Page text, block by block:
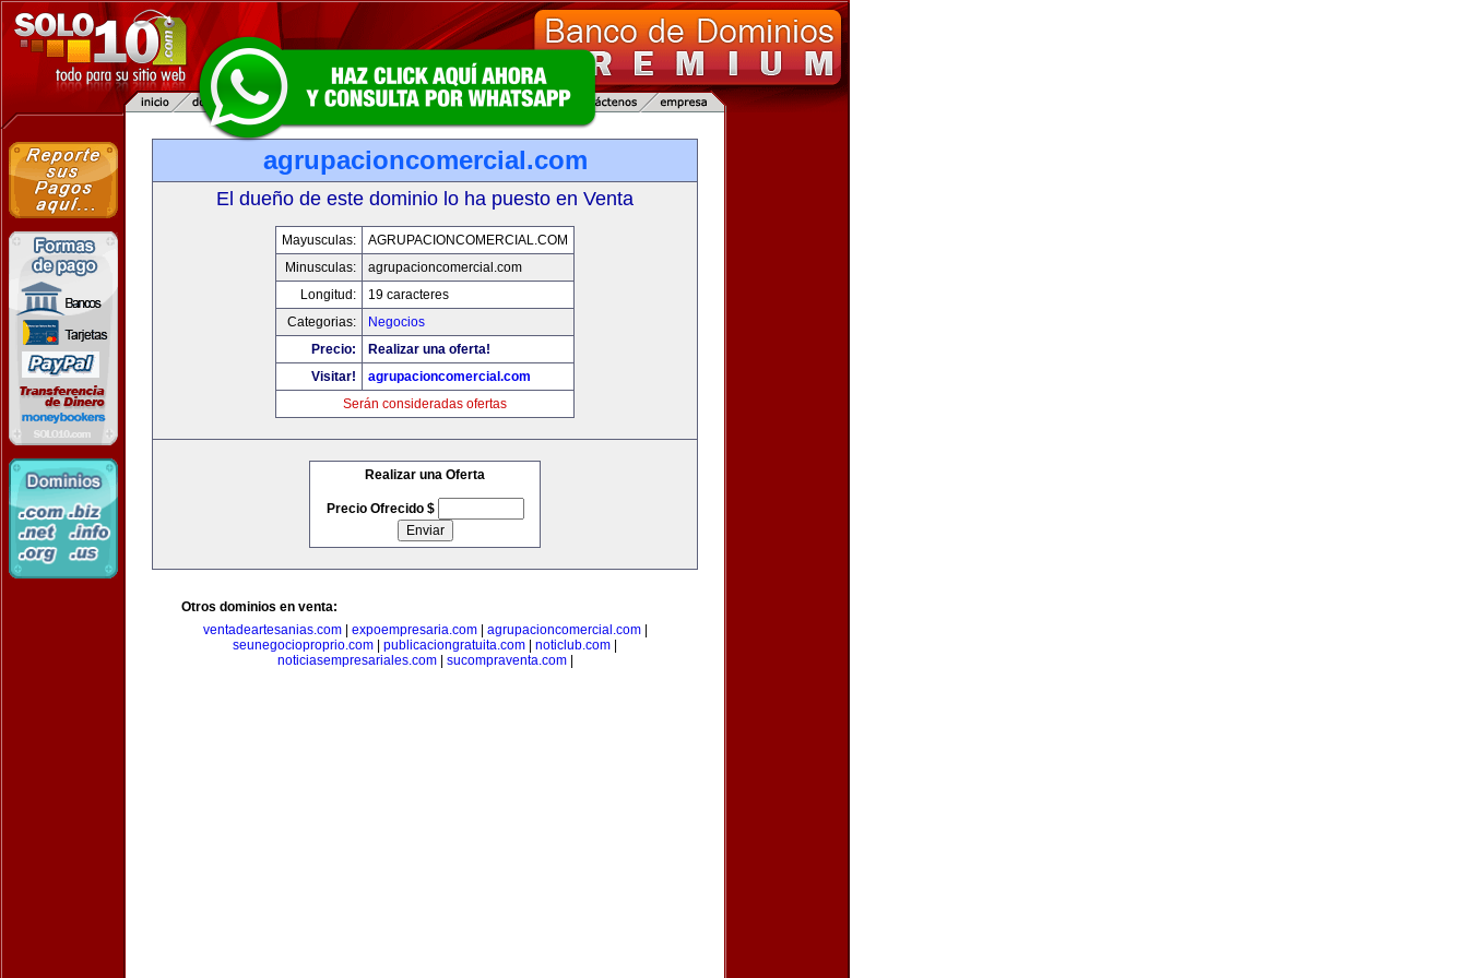
agrupacioncomercial.com
El dueño de este dominio lo ha puesto en Venta
Mayusculas:
AGRUPACIONCOMERCIAL.COM
Minusculas:
agrupacioncomercial.com
Longitud:
19 caracteres
Categorias:
Negocios
Precio:
Realizar una oferta!
Visitar!
agrupacioncomercial.com
Serán consideradas ofertas
Realizar una Oferta
Precio Ofrecido $
Otros dominios en venta:
ventadeartesanias.com| expoempresaria.com| agrupacioncomercial.com|
seunegocioproprio.com
publicaciongratuita.com noticlub.com
noticiasempresariales.com| sucompraventa.com|